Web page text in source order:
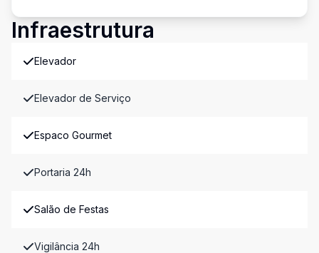
Infraestrutura
Elevador
Elevador de Serviço
Espaco Gourmet
Portaria 24h
Salão de Festas
Vigilância 24h